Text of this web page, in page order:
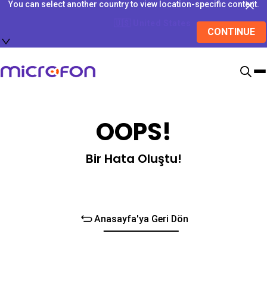
You can select another country to view location-specific content.
CONTINUE
OOPS!
Bir Hata Oluştu!
Anasayfa'ya Geri Dön